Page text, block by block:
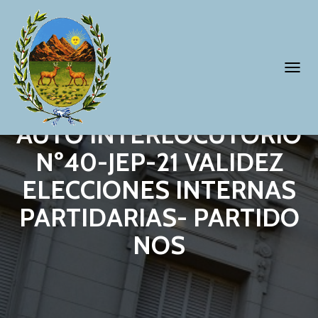
G
L
E
N
A
AUTO INTERLOCUTORIO
Nº40-JEP-21 VALIDEZ
ELECCIONES INTERNAS
PARTIDARIAS- PARTIDO
NOS